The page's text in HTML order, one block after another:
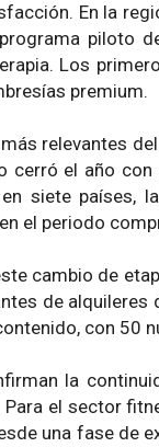
En la
piloto
Los
premium.
relevantes
cerró el año
siete países,
el periodo
cambio de
de
con 50
la
el sector
una fase de